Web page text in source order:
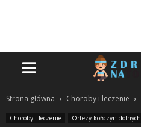
Strona główna Choroby i leczenie
Choroby i leczenie Ortezy kończyn dolnych